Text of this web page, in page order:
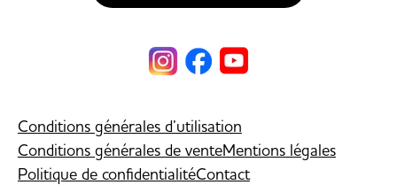
Conditions générales d’utilisation
Conditions générales de venteMentions légales
Politique de confidentialitéContact